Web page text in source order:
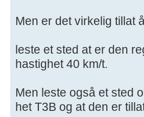
Men er det virkelig tillat
leste et sted at er den
hastighet 40 km/t.
Men leste også et sted
het T3B og at den er